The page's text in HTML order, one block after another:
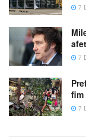
7
7
fim
7